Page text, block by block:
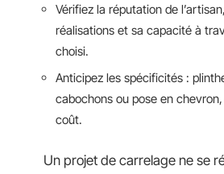
Vérifiez la réputation de
réalisations et sa capacité à
choisi.
Anticipez les spécificités :
cabochons ou pose en
coût.
Un projet de carrelage ne se